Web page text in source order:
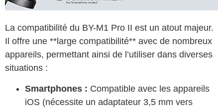
La compatibilité du BY-M1 Pro II est un atout majeur.
Il offre une **large compatibilité** avec de nombreux
appareils, permettant ainsi de l’utiliser dans diverses
situations :
Smartphones : Compatible avec les appareils
iOS (nécessite un adaptateur 3,5 mm vers